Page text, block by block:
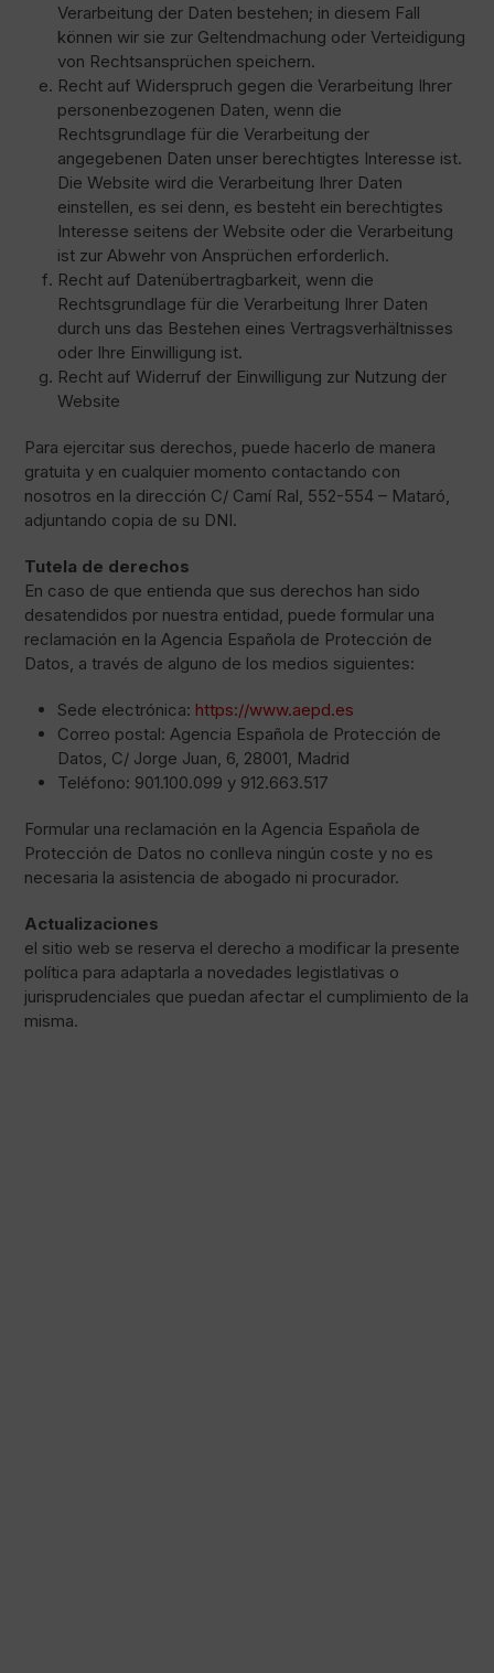
Verarbeitung der Daten bestehen; in diesem Fall
können wir sie zur Geltendmachung oder Verteidigung
von Rechtsansprüchen speichern.
Recht auf Widerspruch gegen die Verarbeitung Ihrer
personenbezogenen Daten, wenn die
Rechtsgrundlage für die Verarbeitung der
angegebenen Daten unser berechtigtes Interesse ist.
Die Website wird die Verarbeitung Ihrer Daten
einstellen, es sei denn, es besteht ein berechtigtes
Interesse seitens der Website oder die Verarbeitung
ist zur Abwehr von Ansprüchen erforderlich.
Recht auf Datenübertragbarkeit, wenn die
Rechtsgrundlage für die Verarbeitung Ihrer Daten
durch uns das Bestehen eines Vertragsverhältnisses
oder Ihre Einwilligung ist.
Recht auf Widerruf der Einwilligung zur Nutzung der
Website
Para ejercitar sus derechos, puede hacerlo de manera
gratuita y en cualquier momento contactando con
nosotros en la dirección C/ Camí Ral, 552-554 – Mataró,
adjuntando copia de su DNI.
Tutela de derechos
En caso de que entienda que sus derechos han sido
desatendidos por nuestra entidad, puede formular una
reclamación en la Agencia Española de Protección de
Datos, a través de alguno de los medios siguientes:
Sede electrónica: https://www.aepd.es
Correo postal: Agencia Española de Protección de
Datos, C/ Jorge Juan, 6, 28001, Madrid
Teléfono: 901.100.099 y 912.663.517
Formular una reclamación en la Agencia Española de
Protección de Datos no conlleva ningún coste y no es
necesaria la asistencia de abogado ni procurador.
Actualizaciones
el sitio web se reserva el derecho a modificar la presente
política para adaptarla a novedades legistlativas o
jurisprudenciales que puedan afectar el cumplimiento de la
misma.